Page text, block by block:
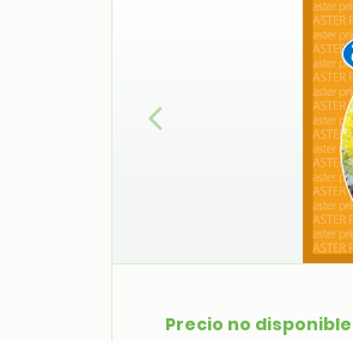
Anterior
Precio no disponible